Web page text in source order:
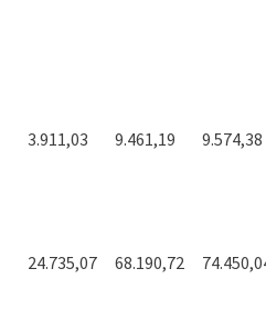
3.911,03 9.461,19 9.574,38
24.735,07 68.190,72